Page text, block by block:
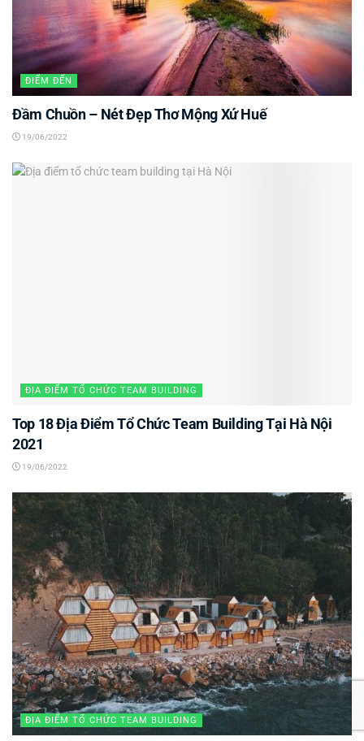
ĐIỂM ĐẾN
Đầm Chuồn – Nét Đẹp Thơ Mộng Xứ Huế
19/06/2022
ĐỊA ĐIỂM TỔ CHỨC TEAM BUILDING
Top 18 Địa Điểm Tổ Chức Team Building Tại Hà Nội
2021
19/06/2022
ĐỊA ĐIỂM TỔ CHỨC TEAM BUILDING